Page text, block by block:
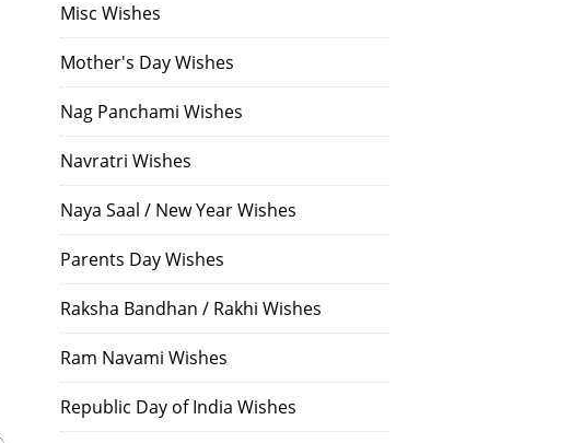
Misc Wishes
Mother's Day Wishes
Nag Panchami Wishes
Navratri Wishes
Naya Saal / New Year Wishes
Parents Day Wishes
Raksha Bandhan / Rakhi Wishes
Ram Navami Wishes
Republic Day of India Wishes